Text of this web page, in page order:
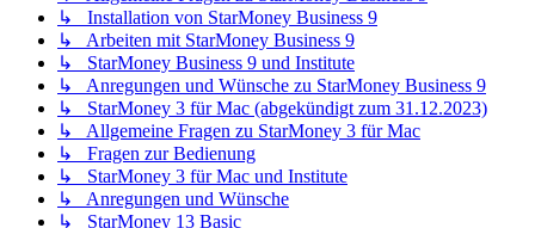
↳ Installation von StarMoney Business 9
↳ Arbeiten mit StarMoney Business 9
↳ StarMoney Business 9 und Institute
↳ Anregungen und Wünsche zu StarMoney Business 9
↳ StarMoney 3 für Mac (abgekündigt zum 31.12.2023)
↳ Allgemeine Fragen zu StarMoney 3 für Mac
↳ Fragen zur Bedienung
↳ StarMoney 3 für Mac und Institute
↳ Anregungen und Wünsche
↳ StarMoney 13 Basic